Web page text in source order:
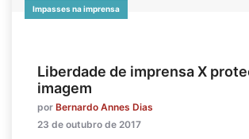
Impasses na imprensa
Liberdade de imprensa X
imagem
por Bernardo Annes Dias
23 de outubro de 2017